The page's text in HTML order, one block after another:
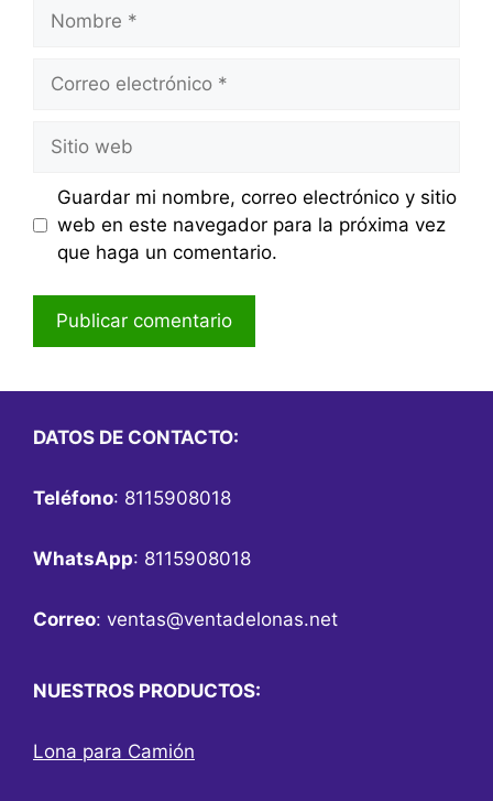
Nombre
Correo
Sitio
web
Guardar mi nombre, correo electrónico y sitio
web en este navegador para la próxima vez
que haga un comentario.
DATOS DE CONTACTO:
Teléfono: 8115908018
WhatsApp: 8115908018
Correo: ventas@ventadelonas.net
NUESTROS PRODUCTOS:
Lona para Camión